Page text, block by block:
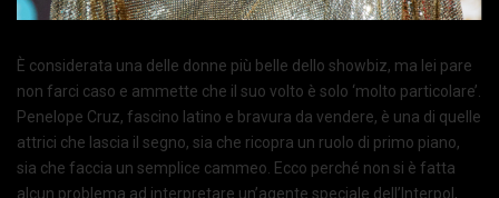
È considerata una delle donne più belle dello showbiz, ma lei pare
non farci caso e ammette che il suo volto è solo ‘molto particolare’.
Penelope Cruz, fascino latino e bravura da vendere, è una di quelle
attrici che lascia il segno, sia che ricopra un ruolo di primo piano,
sia che faccia un semplice cammeo. Ecco perché non si è fatta
alcun problema ad interpretare un’agente speciale dell’Interpol,